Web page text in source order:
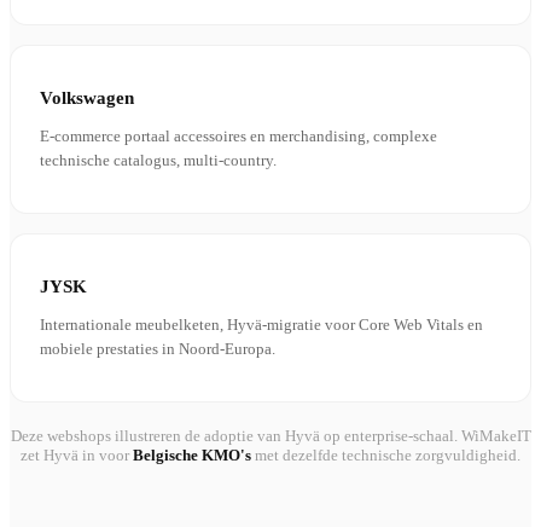
Volkswagen
E-commerce portaal accessoires en merchandising, complexe
technische catalogus, multi-country.
JYSK
Internationale meubelketen, Hyvä-migratie voor Core Web Vitals en
mobiele prestaties in Noord-Europa.
Deze webshops illustreren de adoptie van Hyvä op enterprise-schaal. WiMakeIT
zet Hyvä in voor Belgische KMO's met dezelfde technische zorgvuldigheid.